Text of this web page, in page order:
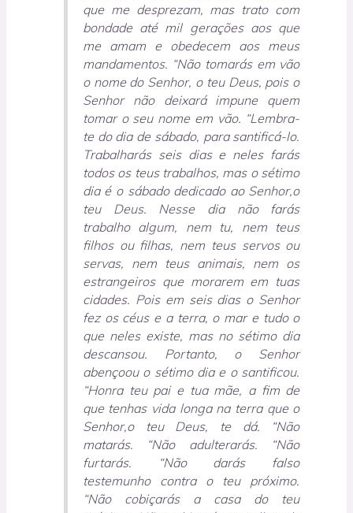
que me desprezam, mas trato com
bondade até mil gerações aos que
me amam e obedecem aos meus
man­damentos. “Não tomarás em vão
o nome do Senhor, o teu Deus, pois o
Senhor não deixará impune quem
tomar o seu nome em vão. “Lembra-
te do dia de sábado, para santificá-lo.
Trabalharás seis dias e neles farás
todos os teus trabalhos, mas o sétimo
dia é o sábado dedicado ao Senhor,o
teu Deus. Nesse dia não farás
trabalho algum, nem tu, nem teus
filhos ou filhas, nem teus servos ou
servas, nem teus animais, nem os
estrangeiros que morarem em tuas
cidades. Pois em seis dias o Senhor
fez os céus e a terra, o mar e tudo o
que neles existe, mas no sétimo dia
descansou. Portanto, o Senhor
abençoou o sétimo dia e o santificou.
“Honra teu pai e tua mãe, a fim de
que tenhas vida longa na terra que o
Senhor,o teu Deus, te dá. “Não
matarás. “Não adulterarás. “Não
furtarás. “Não darás falso
testemunho contra o teu próximo.
“Não cobiçarás a casa do teu